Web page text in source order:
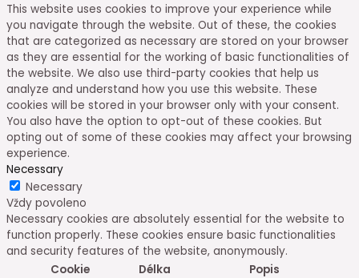
This website uses cookies to improve your experience while
you navigate through the website. Out of these, the cookies
that are categorized as necessary are stored on your browser
as they are essential for the working of basic functionalities of
the website. We also use third-party cookies that help us
analyze and understand how you use this website. These
cookies will be stored in your browser only with your consent.
You also have the option to opt-out of these cookies. But
opting out of some of these cookies may affect your browsing
experience.
Necessary
Necessary
Vždy povoleno
Necessary cookies are absolutely essential for the website to
function properly. These cookies ensure basic functionalities
and security features of the website, anonymously.
Cookie
Délka Popis